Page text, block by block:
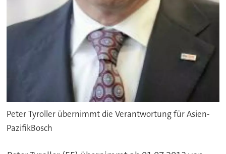
Peter Tyroller übernimmt die Verantwortung für Asien-
PazifikBosch